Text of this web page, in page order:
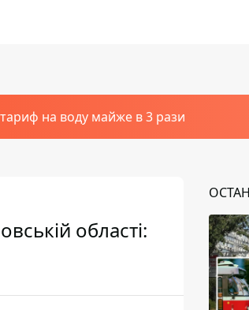
тариф на воду майже в 3 рази
області: